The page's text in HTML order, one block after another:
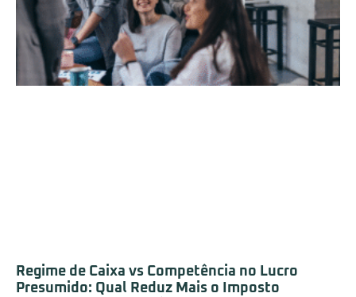
Regime de Caixa vs Competência no Lucro
Presumido: Qual Reduz Mais o Imposto